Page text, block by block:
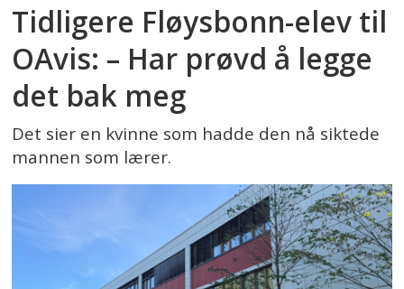
Tidligere Fløysbonn-elev til
OAvis: – Har prøvd å legge
det bak meg
Det sier en kvinne som hadde den nå siktede
mannen som lærer.